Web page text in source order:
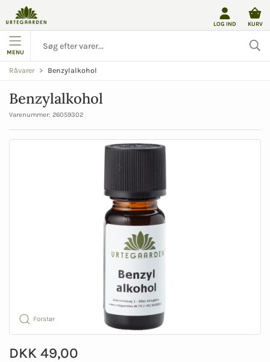
LOG IND KURV
MENU
Råvarer Benzylalkohol
Benzylalkohol
Varenummer: 26059302
Forstør
DKK 49,00